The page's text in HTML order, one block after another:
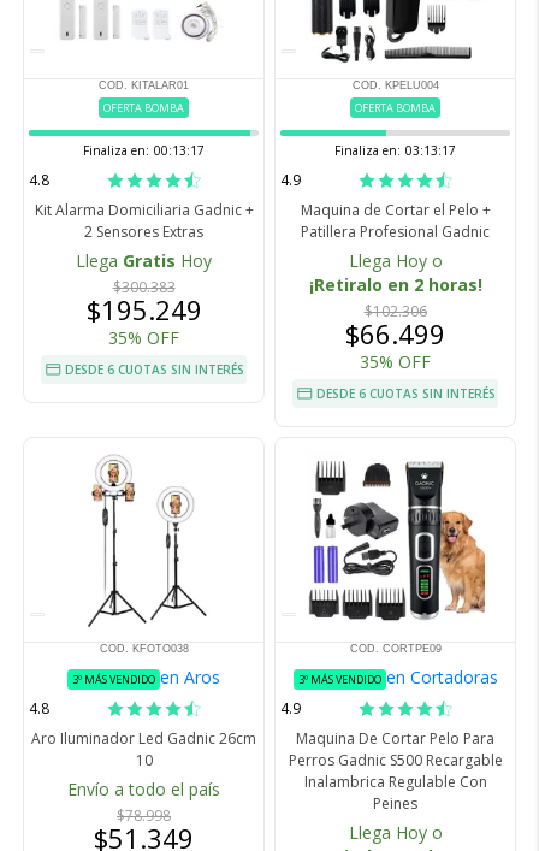
COD. KITALAR01
OFERTA BOMBA
Finaliza en: 00:13:16
4.8
Kit Alarma Domiciliaria Gadnic +
2 Sensores Extras
Llega Gratis Hoy
$300.383
$195.249
35% OFF
DESDE 6 CUOTAS SIN INTERÉS
COD. KPELU004
OFERTA BOMBA
Finaliza en: 03:13:16
4.9
Maquina de Cortar el Pelo +
Patillera Profesional Gadnic
Llega Hoy o
¡Retiralo en 2 horas!
$102.306
$66.499
35% OFF
DESDE 6 CUOTAS SIN INTERÉS
COD. KFOTO038
3º MÁS VENDIDO en Aros
4.8
Aro Iluminador Led Gadnic 26cm
10
Envío a todo el país
$78.998
$51.349
COD. CORTPE09
3º MÁS VENDIDO en Cortadoras
4.9
Maquina De Cortar Pelo Para
Perros Gadnic S500 Recargable
Inalambrica Regulable Con
Peines
Llega Hoy o